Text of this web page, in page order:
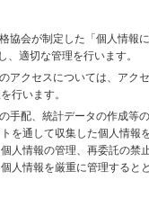
協会が制定した「個人情
適切な管理を行います。
アクセスについては、アク
行います。
手配、統計データの作成等
を通して収集した個人情
人情報の管理、再委託の
人情報を厳重に管理する